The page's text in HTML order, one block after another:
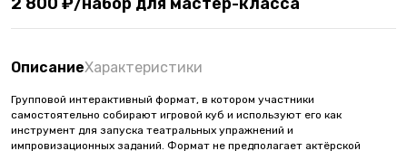
ОписаниеХарактеристики
Групповой интерактивный формат, в котором участники
самостоятельно собирают игровой куб и используют его как
инструмент для запуска театральных упражнений и
импровизационных заданий. Формат не предполагает актёрской